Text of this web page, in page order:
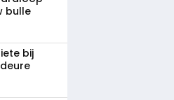
bulle
bij